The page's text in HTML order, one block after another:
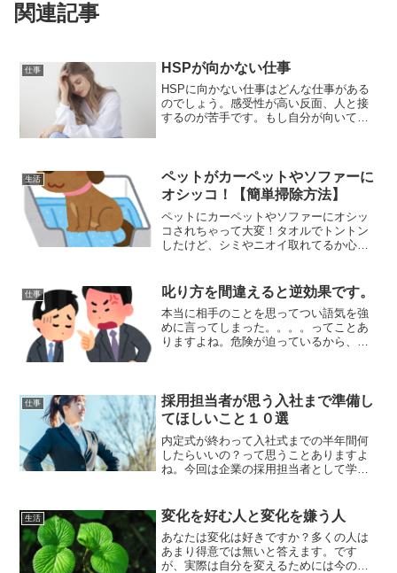
関連記事
仕事 HSPが向かない仕事
HSPに向かない仕事はどんな仕事がある
のでしょう。感受性が高い反面、人と接
するのが苦手です。もし自分が向いてい
かもしれません。
生活
ペットがカーペットやソファーに
オシッコ！【簡単掃除方法】
ペットにカーペットやソファーにオシッ
コされちゃって大変！タオルでトントン
したけど、シミやニオイ取れてるか心
ますが、私のおすすめはリンサークリー
ナーです！この掃除機があればペットの
オシッコや飲み物をこぼした時も綺麗に
掃除できます。
仕事 叱り方を間違えると逆効果です。
本当に相手のことを思ってつい語気を強
めに言ってしまった。。。。ってことあ
りますよね。危険が迫っているから、怪
仕事
採用担当者が思う入社まで準備し
てほしいこと１０選
内定式が終わって入社式までの半年間何
したらいいの？って思うことありますよ
ね。今回は企業の採用担当者として学生
ください。入社までに準備しておく物も
チェックしてください。
生活 変化を好む人と変化を嫌う人
あなたは変化は好きですか？多くの人は
あまり得意では無いと答えます。です
が、実際は自分を変えるためには今の行